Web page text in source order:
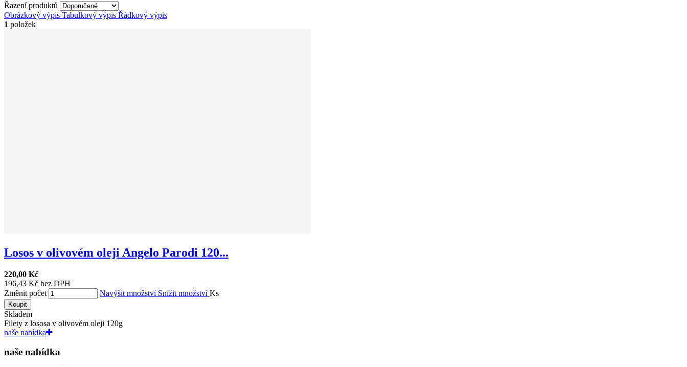
Řazení produktů
Obrázkový výpis Tabulkový výpis Řádkový výpis
1 položek
Losos v olivovém oleji Angelo Parodi 120...
220,00 Kč
196,43 Kč bez DPH
Změnit počet
Navýšit množství Snížit množstvíKs
Koupit
Skladem
Filety z lososa v olivovém oleji 120g
naše nabídka
naše nabídka